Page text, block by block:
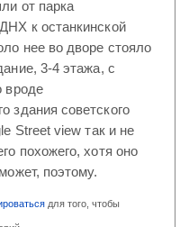
от парка
к останкинской
нее во дворе стояло
3-4 этажа, с
вроде
здания советского
Street view так и не
похожего, хотя оно
поэтому.
для того, чтобы